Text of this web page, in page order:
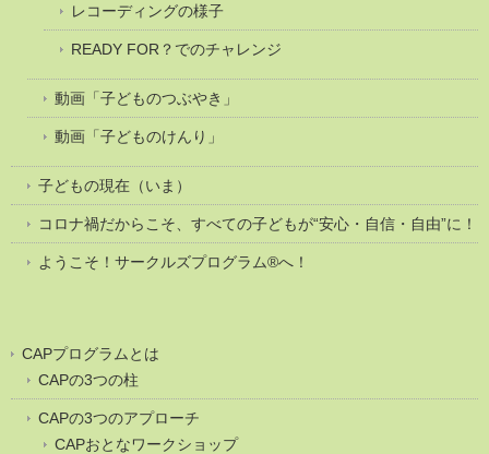
レコーディングの様子
READY FOR？でのチャレンジ
動画「子どものつぶやき」
動画「子どものけんり」
子どもの現在（いま）
コロナ禍だからこそ、すべての子どもが“安心・自信・自由”に！
ようこそ！サークルズプログラム®へ！
CAPプログラムとは
CAPの3つの柱
CAPの3つのアプローチ
CAPおとなワークショップ